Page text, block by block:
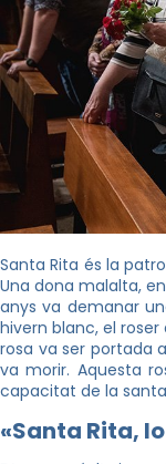
Santa Rita és la
Una dona malalta,
anys va demanar
hivern blanc, el roser
rosa va ser portada
va morir. Aquesta
capacitat de la
«Santa Rita,